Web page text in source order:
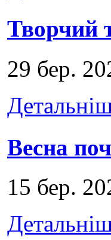
Творчий
29 бер.
Весна
15 бер.